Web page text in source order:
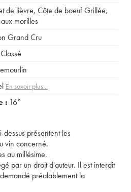
de lièvre, Côte de boeuf Grillée,
morilles
Grand Cru
En savoir plus...
: 16°
dessus présentent les
vin concerné.
au millésime.
par un droit d'auteur. Il est interdit
préalablement la